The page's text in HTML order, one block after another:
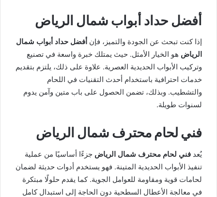
أفضل حداد أبواب شمال الرياض
إذا كنت تبحث عن الجودة والتميز، فإن أفضل حداد أبواب شمال
الرياض هو الخيار الأمثل. حيث يمتلك خبرة واسعة في تصنيع
وتركيب الأبواب الحديدية العصرية. علاوة على ذلك، يلتزم بتقديم
خدمات احترافية باستخدام أحدث التقنيات في اللحام
والتشطيب. وبذلك، تضمن الحصول على باب متين وآمن يدوم
لسنوات طويلة.
فني لحام محترف شمال الرياض
يُعد فني لحام محترف شمال الرياض جزءًا أساسيًا من عملية
تنفيذ الأبواب الحديدية المتينة. فهو يستخدم أدوات حديثة لضمان
لحامات قوية ومقاومة للعوامل الجوية. كما يقدم حلولًا مبتكرة
في معالجة الأعطال السطحية دون الحاجة إلى استبدال كامل